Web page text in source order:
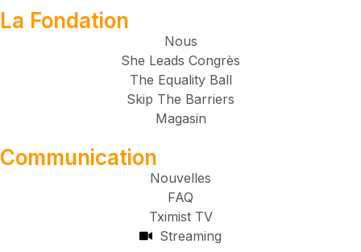
La Fondation
Nous
She Leads Congrès
The Equality Ball
Skip The Barriers
Magasin
Communication
Nouvelles
FAQ
Tximist TV
Streaming